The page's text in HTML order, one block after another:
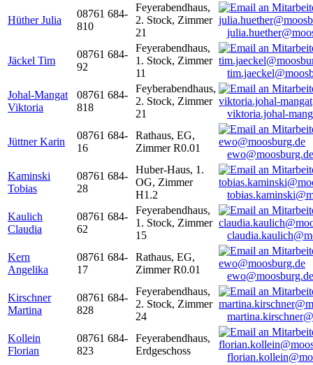
Hüther Julia
08761 684-
810
Feyerabendhaus,
2. Stock, Zimmer
21
Jäckel Tim
08761 684-
92
Feyerabendhaus,
1. Stock, Zimmer
11
Johal-Mangat
Viktoria
08761 684-
818
Feyberabendhaus,
2. Stock, Zimmer
21
viktoria.johal-
Jüttner Karin
08761 684-
16
Rathaus, EG,
Zimmer R0.01
ewo@moosburg.de
Kaminski
Tobias
08761 684-
28
Huber-Haus, 1.
OG, Zimmer
H1.2
Kaulich
Claudia
08761 684-
62
Feyerabendhaus,
1. Stock, Zimmer
15
Kern
Angelika
08761 684-
17
Rathaus, EG,
Zimmer R0.01
ewo@moosburg.de
Kirschner
Martina
08761 684-
828
Feyerabendhaus,
2. Stock, Zimmer
24
Kollein
Florian
08761 684-
823
Feyerabendhaus,
Erdgeschoss